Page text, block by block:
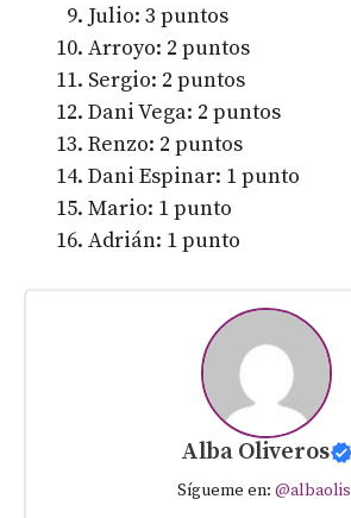
Julio: 3 puntos
Arroyo: 2 puntos
Sergio: 2 puntos
Dani Vega: 2 puntos
Renzo: 2 puntos
Dani Espinar: 1 punto
Mario: 1 punto
Adrián: 1 punto
Alba Oliveros
Sígueme en: @albaolis